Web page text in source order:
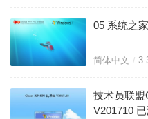
05 系统之家
简体中文
技术员联盟
V201710